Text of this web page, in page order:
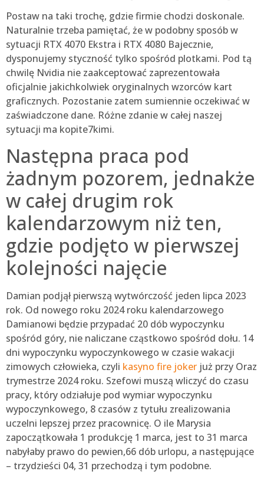
Postaw na taki trochę, gdzie firmie chodzi doskonale.
Naturalnie trzeba pamiętać, że w podobny sposób w
sytuacji RTX 4070 Ekstra i RTX 4080 Bajecznie,
dysponujemy styczność tylko spośród plotkami. Pod tą
chwilę Nvidia nie zaakceptować zaprezentowała
oficjalnie jakichkolwiek oryginalnych wzorców kart
graficznych. Pozostanie zatem sumiennie oczekiwać w
zaświadczone dane. Różne zdanie w całej naszej
sytuacji ma kopite7kimi.
Następna praca pod
żadnym pozorem, jednakże
w całej drugim rok
kalendarzowym niż ten,
gdzie podjęto w pierwszej
kolejności najęcie
Damian podjął pierwszą wytwórczość jeden lipca 2023
rok. Od nowego roku 2024 roku kalendarzowego
Damianowi będzie przypadać 20 dób wypoczynku
spośród góry, nie naliczane cząstkowo spośród dołu. 14
dni wypoczynku wypoczynkowego w czasie wakacji
zimowych człowieka, czyli kasyno fire joker już przy Oraz
trymestrze 2024 roku. Szefowi muszą wliczyć do czasu
pracy, który odziałuje pod wymiar wypoczynku
wypoczynkowego, 8 czasów z tytułu zrealizowania
uczelni lepszej przez pracownicę. O ile Marysia
zapoczątkowała 1 produkcję 1 marca, jest to 31 marca
nabyłaby prawo do pewien,66 dób urlopu, a następujące
– trzydzieści 04, 31 przechodzą i tym podobne.